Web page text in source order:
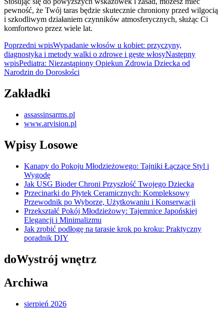
pewność, że Twój taras będzie skutecznie chroniony przed wilgocią
i szkodliwym działaniem czynników atmosferycznych, służąc Ci
komfortowo przez wiele lat.
Nawigacja
wpisu
Poprzedni wpisWypadanie włosów u kobiet: przyczyny,
diagnostyka i metody walki o zdrowe i gęste włosyNastępny
wpisPediatra: Niezastąpiony Opiekun Zdrowia Dziecka od
Narodzin do Dorosłości
Zakładki
assassinsarms.pl
www.arvision.pl
Wpisy Losowe
Kanapy do Pokoju Młodzieżowego: Tajniki Łączące Styl i
Wygodę
Jak USG Bioder Chroni Przyszłość Twojego Dziecka
Przecinarki do Płytek Ceramicznych: Kompleksowy
Przewodnik po Wyborze, Użytkowaniu i Konserwacji
Przekształć Pokój Młodzieżowy: Tajemnice Japońskiej
Elegancji i Minimalizmu
Jak zrobić podłogę na tarasie krok po kroku: Praktyczny
poradnik DIY
doWystrój wnętrz
Archiwa
sierpień 2026